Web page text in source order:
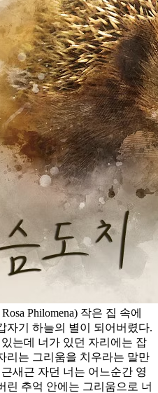
Philomena) 작은 집 속에
자기 하늘의 별이 되어버렸다.
는데 너가 있던 자리에는 잡
리는 그리움을 치우라는 말만
새근 자던 너는 어느순간 영
린 추억 안에는 그리움으로 너